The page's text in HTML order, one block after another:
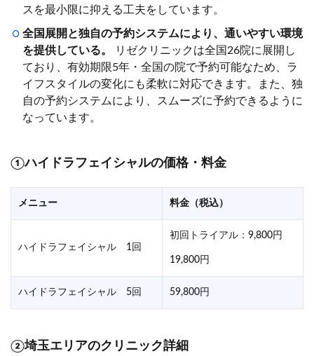
スを最小限に抑える工夫をしています。
全国展開と独自の予約システムにより、通いやすい環境
を提供している。
リゼクリニックは全国26院に展開し
ており、有効期限5年・全国の院で予約可能なため、ラ
イフスタイルの変化にも柔軟に対応できます。また、独
自の予約システムにより、スムーズに予約できるように
なっています。
①ハイドラフェイシャルの価格・料金
メニュー 料金（税込）
ハイドラフェイシャル 1回
初回トライアル：9,800円
19,800円
ハイドラフェイシャル 5回 59,800円
②埼玉エリアのクリニック詳細